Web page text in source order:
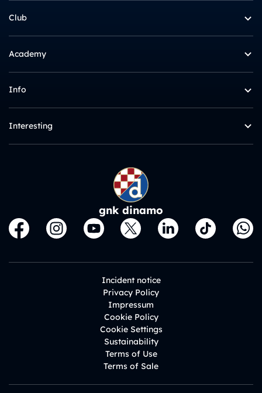
Club
Academy
Info
Interesting
gnk dinamo
Incident notice
Privacy Policy
Impressum
Cookie Policy
Cookie Settings
Sustainability
Terms of Use
Terms of Sale